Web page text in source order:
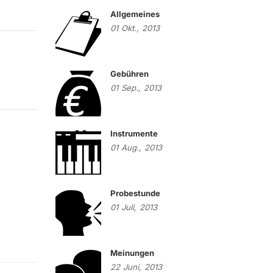
Allgemeines
01 Okt., 2013
Gebühren
01 Sep., 2013
Instrumente
01 Aug., 2013
Probestunde
01 Juli, 2013
Meinungen
22 Juni, 2013